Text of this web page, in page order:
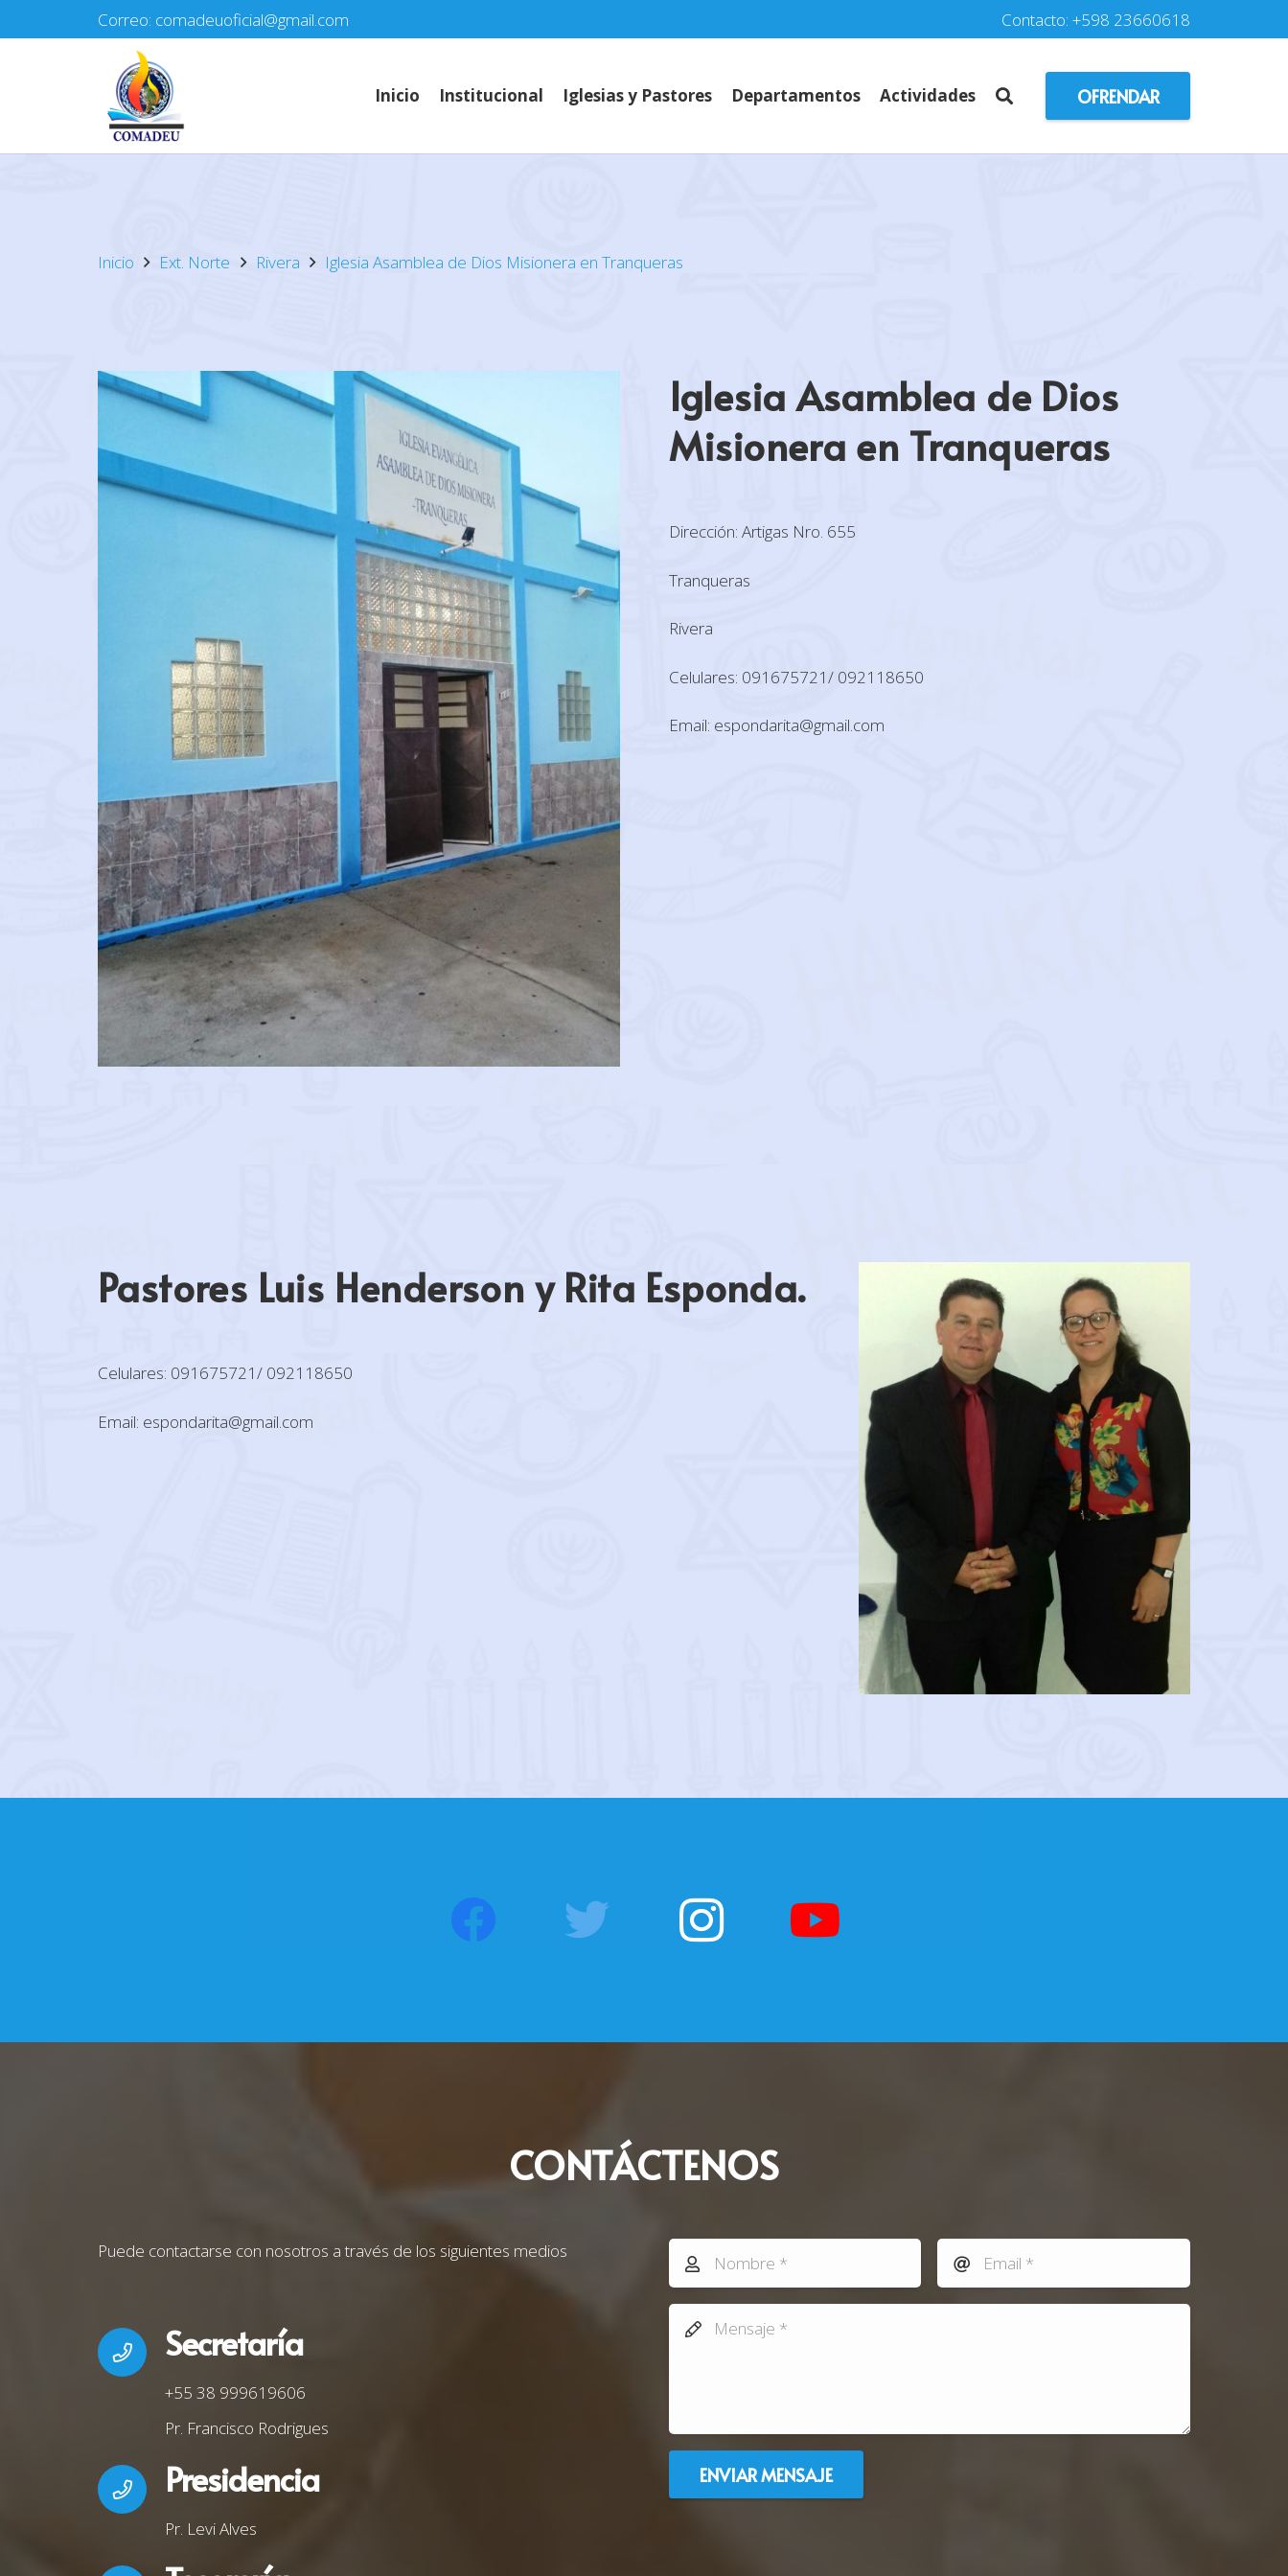
Correo: comadeuoficial@gmail.com Contacto: +598 23660618
Inicio Institucional Iglesias y Pastores Departamentos Actividades OFRENDAR
Inicio Ext. Norte Rivera Iglesia Asamblea de Dios Misionera en Tranqueras
Iglesia Asamblea de Dios
Misionera en Tranqueras
Dirección: Artigas Nro. 655
Tranqueras
Rivera
Celulares: 091675721/ 092118650
Email: espondarita@gmail.com
Pastores Luis Henderson y Rita Esponda.
Celulares: 091675721/ 092118650
Email: espondarita@gmail.com
CONTÁCTENOS
Puede contactarse con nosotros a través de los siguientes medios
Secretaría
+55 38 999619606
Pr. Francisco Rodrigues
Presidencia
Pr. Levi Alves
ENVIAR MENSAJE